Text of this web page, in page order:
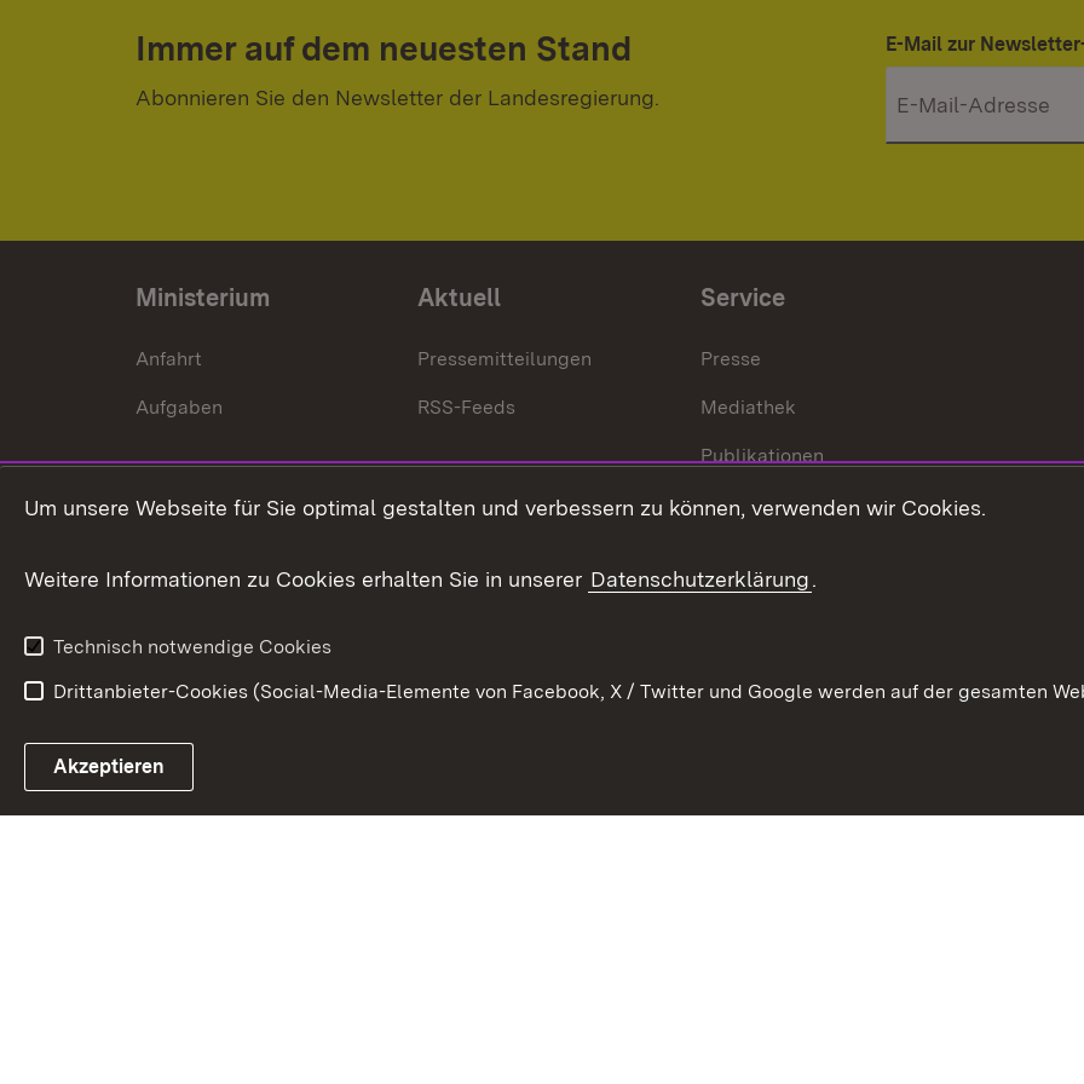
Immer auf dem neuesten Stand
Abonnieren Sie den Newsletter der Landesregierung.
E-Mail zur
Ministerium
Anfahrt
Aufgaben
Aktuell
Pressemitteilungen
RSS-Feeds
Service
Presse
Mediathek
Publikationen
Stellen und Ausbildung
Verkehrsinformationen
Link zum Landesportal
Um unsere Webseite für Sie optimal gestalten und verbessern zu können, verwenden wir Cookies.
Weitere Informationen zu Cookies erhalten Sie in unserer Datenschutzerklärung.
Technisch notwendige Cookies
Drittanbieter-Cookies (Social-Media-Elemente von Facebook, X / Twitter und Google werden auf der gesamten
Akzeptieren